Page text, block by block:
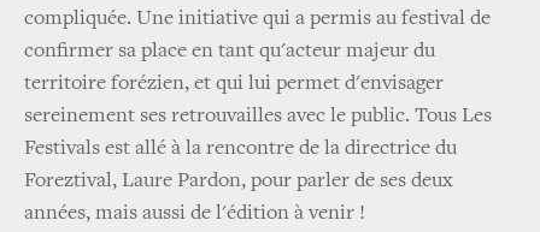
compliquée. Une initiative qui a permis au festival de
confirmer sa place en tant qu'acteur majeur du
territoire forézien, et qui lui permet d'envisager
sereinement ses retrouvailles avec le public. Tous Les
Festivals est allé à la rencontre de la directrice du
Foreztival, Laure Pardon, pour parler de ses deux
années, mais aussi de l'édition à venir !